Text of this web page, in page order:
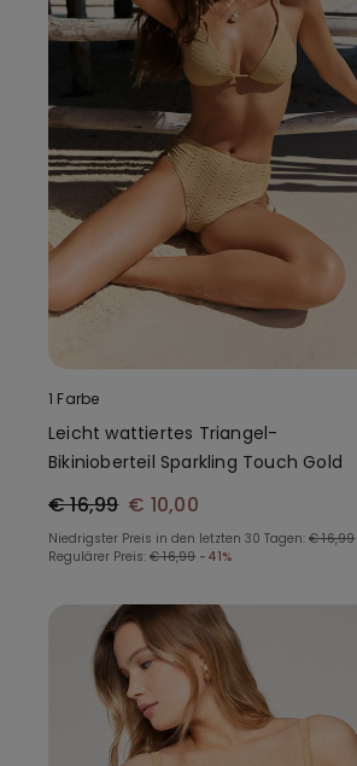
1 Farbe
Leicht wattiertes Triangel-
Bikinioberteil Sparkling Touch Gold
€ 16,99 € 10,00
Niedrigster Preis in den letzten 30 Tagen: € 16,99
Regulärer Preis: € 16,99 -41%